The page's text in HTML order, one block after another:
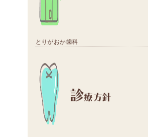
とりがおか歯科
診療方針